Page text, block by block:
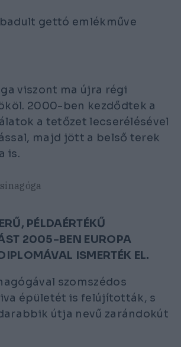
gettó emlékműve
viszont ma újra régi
2000-ben kezdődtek a
a tetőzet lecserélésével
majd jött a belső terek
is.
PÉLDAÉRTÉKŰ
2005-BEN EUROPA
ISMERTÉK EL.
szomszédos
épületét is felújították, s
útja nevű zarándokút